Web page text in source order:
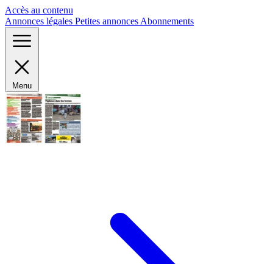
Accès au contenu
Annonces légales Petites annonces Abonnements
Menu
Panneau de gestion des cookies